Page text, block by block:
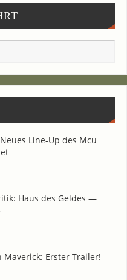
Line-Up des Mcu
Haus des Gel­des —
Maverick: Ers­ter Trailer!